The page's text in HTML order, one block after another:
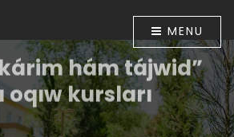
MENU
kárim hám tájwid”
oqıw kursları